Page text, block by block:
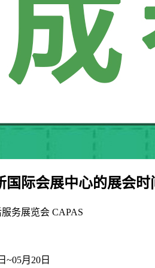
国际会展中心的展会时
务展览会 CAPAS
~05月20日